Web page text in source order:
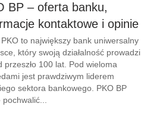
BP – oferta banku,
kontaktowe i opinie
to największy bank uniwersalny
który swoją działalność prowadzi
przeszło 100 lat. Pod wieloma
jest prawdziwym liderem
sektora bankowego. PKO BP